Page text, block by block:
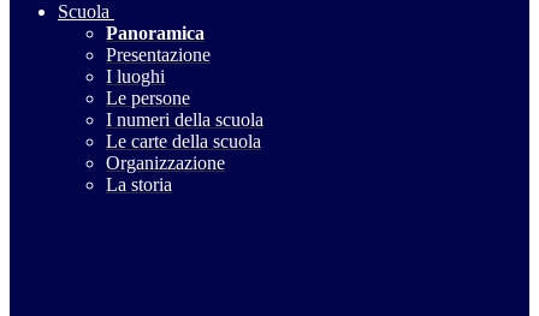
Scuola
Panoramica
Presentazione
I luoghi
Le persone
I numeri della scuola
Le carte della scuola
Organizzazione
La storia